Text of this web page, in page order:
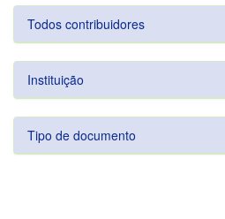
Todos contribuidores
Instituição
Tipo de documento